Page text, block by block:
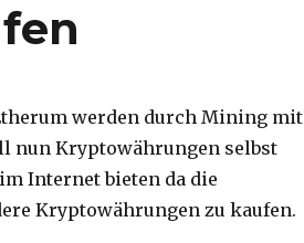
werden durch Mining mit
nun Kryptowährungen selbst
Internet bieten da die
Kryptowährungen zu kaufen.